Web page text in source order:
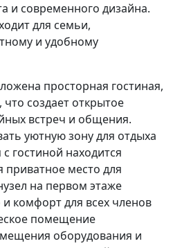
и современного дизайна.
для семьи,
и удобному
просторная гостиная,
создает открытое
встреч и общения.
уютную зону для отдыха
гостиной находится
место для
на первом этаже
комфорт для всех членов
помещение
оборудования и